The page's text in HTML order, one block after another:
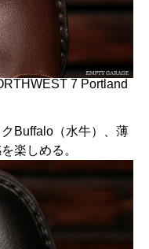
7 Portland
Buffalo（水牛）、薄
楽しめる。